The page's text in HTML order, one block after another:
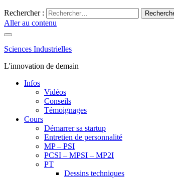
Rechercher :
Aller au contenu
Sciences Industrielles
L'innovation de demain
Infos
Vidéos
Conseils
Témoignages
Cours
Démarrer sa startup
Entretien de personnalité
MP – PSI
PCSI – MPSI – MP2I
PT
Dessins techniques